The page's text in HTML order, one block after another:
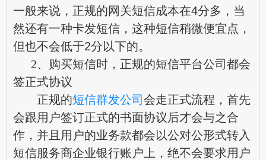
一般来说，正规的网关短信成本在4分多，当
然还有一种卡发短信，这种短信稍微便宜点，
但也不会低于2分以下的。
2、购买短信时，正规的短信平台公司都会
签正式协议
正规的短信群发公司 会走正式流程，首先
会跟用户签订正式的书面协议后才会与之合
作，并且用户的业务款都会以公对公形式转入
短信服务商企业银行账户上，绝不会要求用户